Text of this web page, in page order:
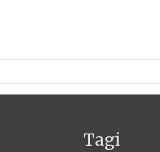
Tagi